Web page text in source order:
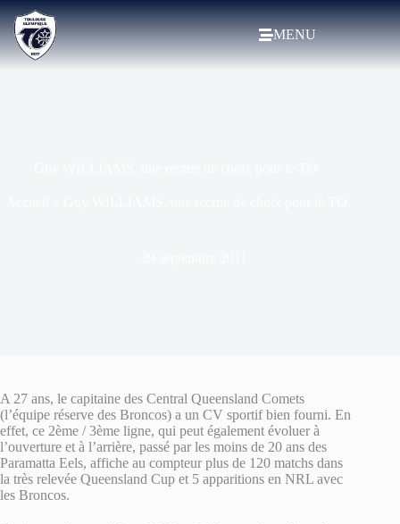
MENU
A 27 ans, le capitaine des Central Queensland Comets
(l’équipe réserve des Broncos) a un CV sportif bien fourni. En
effet, ce 2ème / 3ème ligne, qui peut également évoluer à
l’ouverture et à l’arrière, passé par les moins de 20 ans des
Paramatta Eels, affiche au compteur plus de 120 matchs dans
la très relevée Queensland Cup et 5 apparitions en NRL avec
les Broncos.